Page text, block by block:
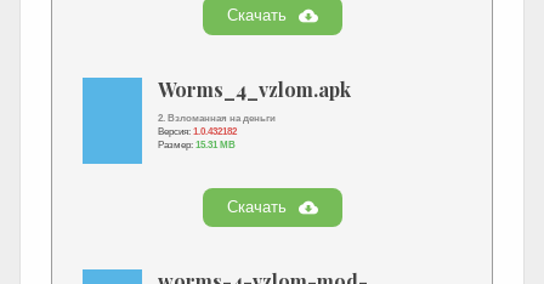
Скачать
Worms_4_vzlom.apk
2. Взломанная на деньги
Версия: 1.0.432182
Размер: 15.31 MB
Скачать